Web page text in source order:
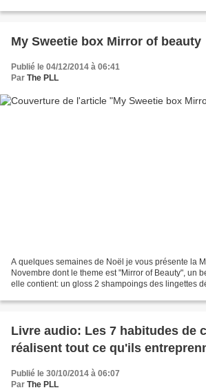
My Sweetie box Mirror of beauty
Publié le 04/12/2014 à 06:41
Par The PLL
A quelques semaines de Noël je vous présente la
Novembre dont le theme est "Mirror of Beauty", un
elle contient: un gloss 2 shampoings des lingettes
Livre audio: Les 7 habitudes de
réalisent tout ce qu'ils
Publié le 30/10/2014 à 06:07
Par The PLL